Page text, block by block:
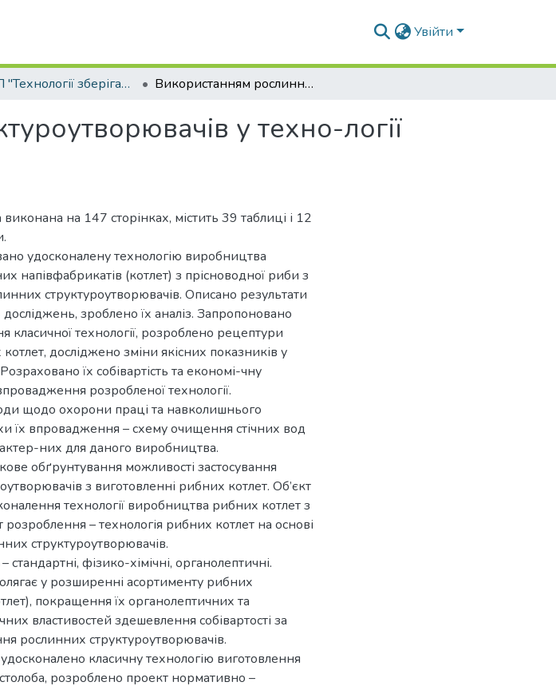
Увійти
ОПП "Технології зберігання та переробки водних біоресурсів" Використанням рослинних структуроутворювачів у техно-логії рибних напівфабрикатів
у техно-логії
виконана на 147 сторінках, містить 39 таблиці і 12
удосконалену технологію виробництва
напівфабрикатів (котлет) з прісноводної риби з
структуроутворювачів. Описано результати
зроблено їх аналіз. Запропоновано
класичної технології, розроблено рецептури
досліджено зміни якісних показників у
їх собівартість та економі-чну
розробленої технології.
щодо охорони праці та навколишнього
їх впровадження – схему очищення стічних вод
них для даного виробництва.
обґрунтування можливості застосування
з виготовленні рибних котлет. Об’єкт
технології виробництва рибних котлет з
– технологія рибних котлет на основі
структуроутворювачів.
фізико-хімічні, органолептичні.
у розширенні асортименту рибних
покращення їх органолептичних та
властивостей здешевлення собівартості за
рослинних структуроутворювачів.
класичну технологію виготовлення
розроблено проект нормативно –